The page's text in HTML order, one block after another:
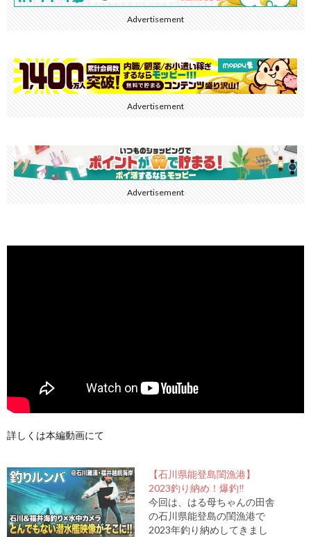
Advertisement
Advertisement
Advertisement
詳しくは本編動画にて
【石川県能登島閨漁港】
2023釣り納め！爆釣‼️
今回は、はる母ちゃんの田舎
の石川県能登島の閨漁港で
2023年釣り納めしてきまし